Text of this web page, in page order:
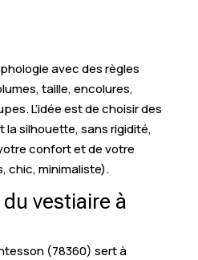
avec des règles
taille, encolures,
L’idée est de choisir des
silhouette, sans rigidité,
confort et de votre
chic, minimaliste).
vestiaire à
(78360) sert à